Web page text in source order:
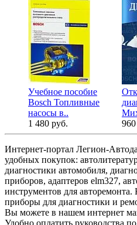
Учебное пособие
Bosch Топливные
насосы в..
1 480 руб.
Интернет-портал Легион-
удобных покупок:
диагностики автомобиля,
приборов, адаптеров elm327,
инструментов для
приборы для диагностики и
Вы можете в нашем интернет
Удобно оплатить руководства